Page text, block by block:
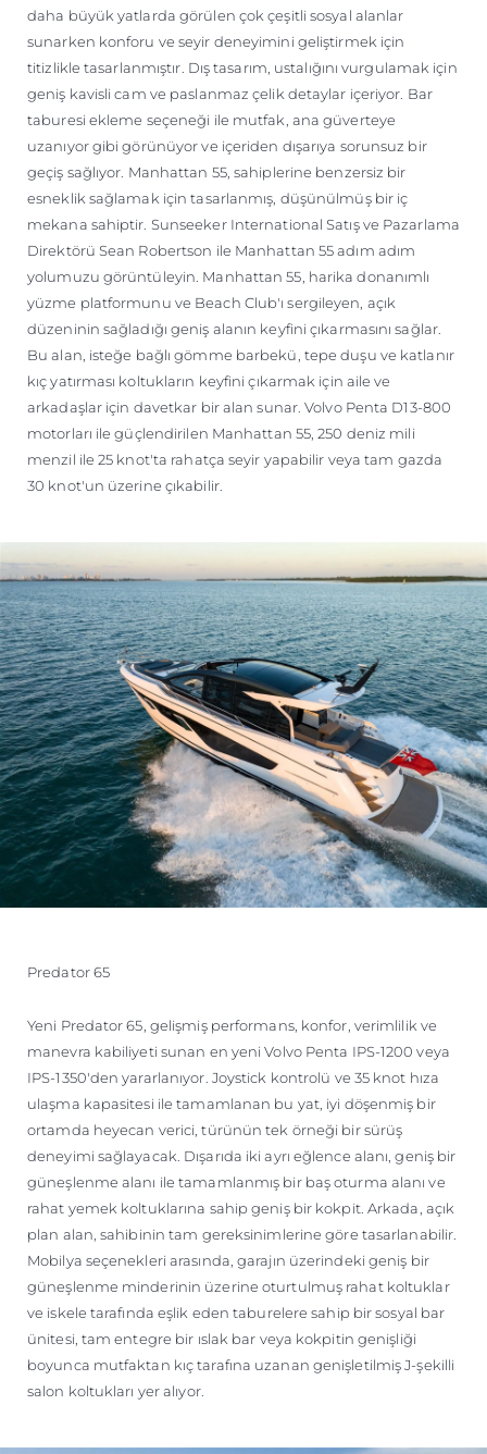
daha büyük yatlarda görülen çok çeşitli sosyal alanlar
sunarken konforu ve seyir deneyimini geliştirmek için
titizlikle tasarlanmıştır. Dış tasarım, ustalığını vurgulamak için
geniş kavisli cam ve paslanmaz çelik detaylar içeriyor. Bar
taburesi ekleme seçeneği ile mutfak, ana güverteye
uzanıyor gibi görünüyor ve içeriden dışarıya sorunsuz bir
geçiş sağlıyor. Manhattan 55, sahiplerine benzersiz bir
esneklik sağlamak için tasarlanmış, düşünülmüş bir iç
mekana sahiptir. Sunseeker International Satış ve Pazarlama
Direktörü Sean Robertson ile Manhattan 55 adım adım
yolumuzu görüntüleyin. Manhattan 55, harika donanımlı
yüzme platformunu ve Beach Club'ı sergileyen, açık
düzeninin sağladığı geniş alanın keyfini çıkarmasını sağlar.
Bu alan, isteğe bağlı gömme barbekü, tepe duşu ve katlanır
kıç yatırması koltukların keyfini çıkarmak için aile ve
arkadaşlar için davetkar bir alan sunar. Volvo Penta D13-800
motorları ile güçlendirilen Manhattan 55, 250 deniz mili
menzil ile 25 knot'ta rahatça seyir yapabilir veya tam gazda
30 knot'un üzerine çıkabilir.
Predator 65
Yeni Predator 65, gelişmiş performans, konfor, verimlilik ve
manevra kabiliyeti sunan en yeni Volvo Penta IPS-1200 veya
IPS-1350'den yararlanıyor. Joystick kontrolü ve 35 knot hıza
ulaşma kapasitesi ile tamamlanan bu yat, iyi döşenmiş bir
ortamda heyecan verici, türünün tek örneği bir sürüş
deneyimi sağlayacak. Dışarıda iki ayrı eğlence alanı, geniş bir
güneşlenme alanı ile tamamlanmış bir baş oturma alanı ve
rahat yemek koltuklarına sahip geniş bir kokpit. Arkada, açık
plan alan, sahibinin tam gereksinimlerine göre tasarlanabilir.
Mobilya seçenekleri arasında, garajın üzerindeki geniş bir
güneşlenme minderinin üzerine oturtulmuş rahat koltuklar
ve iskele tarafında eşlik eden taburelere sahip bir sosyal bar
ünitesi, tam entegre bir ıslak bar veya kokpitin genişliği
boyunca mutfaktan kıç tarafına uzanan genişletilmiş J-şekilli
salon koltukları yer alıyor.